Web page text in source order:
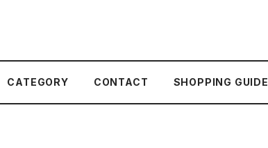
CATEGORY CONTACT SHOPPING GUIDE